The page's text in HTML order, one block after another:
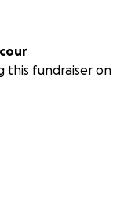
this fundraiser on